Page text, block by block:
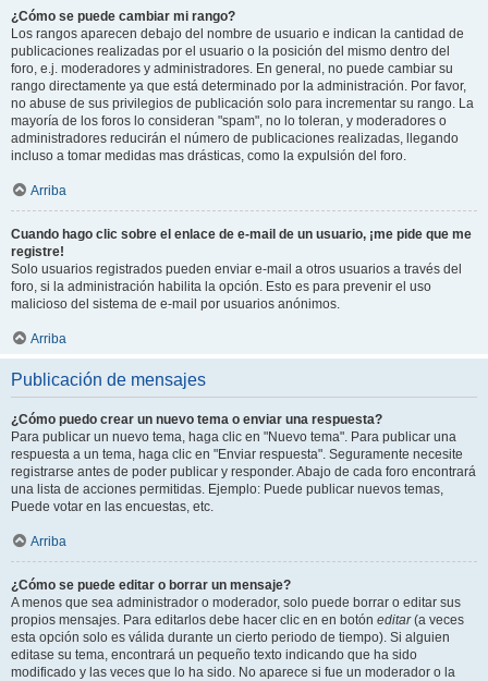
¿Cómo se puede cambiar mi rango?
Los rangos aparecen debajo del nombre de usuario e indican la cantidad de
publicaciones realizadas por el usuario o la posición del mismo dentro del
foro, e.j. moderadores y administradores. En general, no puede cambiar su
rango directamente ya que está determinado por la administración. Por favor,
no abuse de sus privilegios de publicación solo para incrementar su rango. La
mayoría de los foros lo consideran "spam", no lo toleran, y moderadores o
administradores reducirán el número de publicaciones realizadas, llegando
incluso a tomar medidas mas drásticas, como la expulsión del foro.
Arriba
Cuando hago clic sobre el enlace de e-mail de un usuario, ¡me pide que me
registre!
Solo usuarios registrados pueden enviar e-mail a otros usuarios a través del
foro, si la administración habilita la opción. Esto es para prevenir el uso
malicioso del sistema de e-mail por usuarios anónimos.
Arriba
Publicación de mensajes
¿Cómo puedo crear un nuevo tema o enviar una respuesta?
Para publicar un nuevo tema, haga clic en "Nuevo tema". Para publicar una
respuesta a un tema, haga clic en "Enviar respuesta". Seguramente necesite
registrarse antes de poder publicar y responder. Abajo de cada foro encontrará
una lista de acciones permitidas. Ejemplo: Puede publicar nuevos temas,
Puede votar en las encuestas, etc.
Arriba
¿Cómo se puede editar o borrar un mensaje?
A menos que sea administrador o moderador, solo puede borrar o editar sus
propios mensajes. Para editarlos debe hacer clic en en botón editar(a veces
esta opción solo es válida durante un cierto periodo de tiempo). Si alguien
editase su tema, encontrará un pequeño texto indicando que ha sido
modificado y las veces que lo ha sido. No aparece si fue un moderador o la